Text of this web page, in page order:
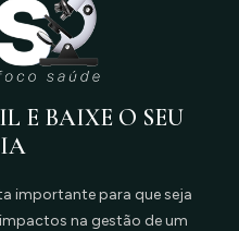
E BAIXE O SEU
importante para que seja
na gestão de um